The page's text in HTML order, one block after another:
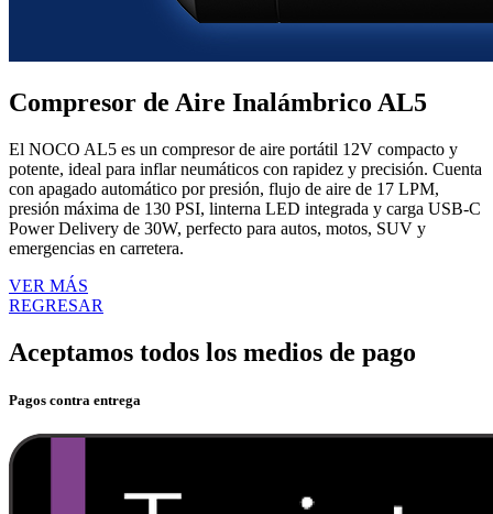
Compresor de Aire Inalámbrico AL5
El NOCO AL5 es un compresor de aire portátil 12V compacto y
potente, ideal para inflar neumáticos con rapidez y precisión. Cuenta
con apagado automático por presión, flujo de aire de 17 LPM,
presión máxima de 130 PSI, linterna LED integrada y carga USB-C
Power Delivery de 30W, perfecto para autos, motos, SUV y
emergencias en carretera.
VER MÁS
REGRESAR
Aceptamos todos los medios de pago
Pagos contra entrega